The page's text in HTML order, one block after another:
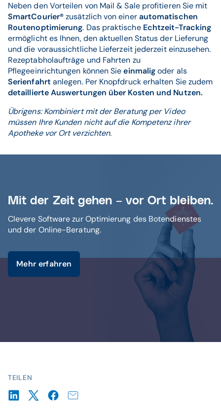
TEILEN
Neben den Vorteilen von Mail & Sale profitieren Sie mit
SmartCourier®zusätzlich von einerautomatischen
Routenoptimierung. Das praktische Echtzeit-Tracking
ermöglicht es Ihnen, den aktuellen Status der Lieferung
und die voraussichtliche Lieferzeit jederzeit einzusehen.
Rezeptabholaufträge und Fahrten zu
Pflegeeinrichtungen können Sieeinmaligoder als
Serienfahrt anlegen. Per Knopfdruck erhalten Sie zudem
detaillierte Auswertungen über Kosten und Nutzen.
Übrigens: Kombiniert mit der Beratung per Video
müssen Ihre Kunden nicht auf die Kompetenz ihrer
Apotheke vor Ort verzichten.
Mit der Zeit gehen – vor Ort bleiben.
Clevere Software zur Optimierung des Botendienstes
und der Online-Beratung.
Mehr erfahren